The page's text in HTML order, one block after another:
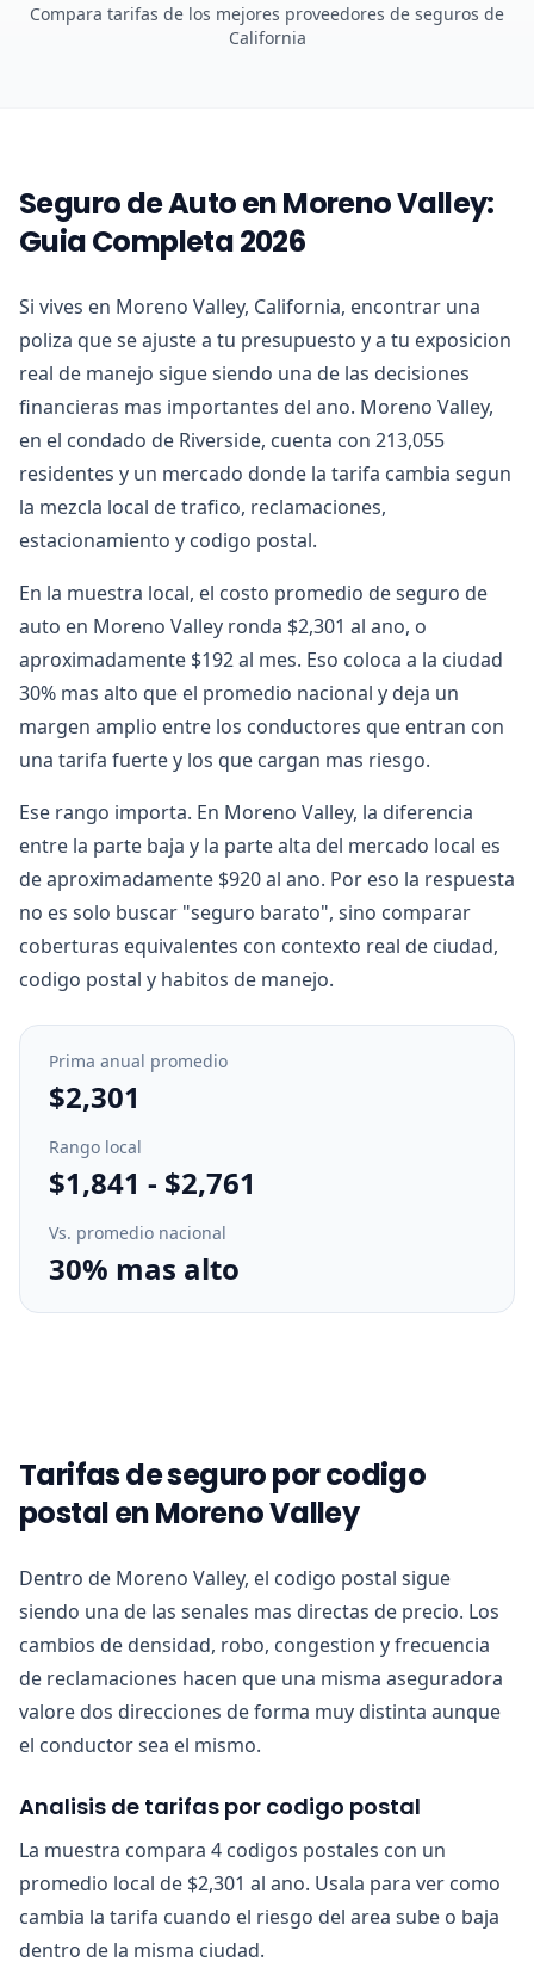
Compara tarifas de los mejores proveedores de seguros de
California
Seguro de Auto en Moreno Valley:
Guia Completa 2026
Si vives en Moreno Valley, California, encontrar una
poliza que se ajuste a tu presupuesto y a tu exposicion
real de manejo sigue siendo una de las decisiones
financieras mas importantes del ano. Moreno Valley,
en el condado de Riverside, cuenta con 213,055
residentes y un mercado donde la tarifa cambia segun
la mezcla local de trafico, reclamaciones,
estacionamiento y codigo postal.
En la muestra local, el costo promedio de seguro de
auto en Moreno Valley ronda $2,301 al ano, o
aproximadamente $192 al mes. Eso coloca a la ciudad
30% mas alto que el promedio nacional y deja un
margen amplio entre los conductores que entran con
una tarifa fuerte y los que cargan mas riesgo.
Ese rango importa. En Moreno Valley, la diferencia
entre la parte baja y la parte alta del mercado local es
de aproximadamente $920 al ano. Por eso la respuesta
no es solo buscar "seguro barato", sino comparar
coberturas equivalentes con contexto real de ciudad,
codigo postal y habitos de manejo.
Prima anual promedio
$2,301
Rango local
$1,841 - $2,761
Vs. promedio nacional
30% mas alto
Tarifas de seguro por codigo
postal en Moreno Valley
Dentro de Moreno Valley, el codigo postal sigue
siendo una de las senales mas directas de precio. Los
cambios de densidad, robo, congestion y frecuencia
de reclamaciones hacen que una misma aseguradora
valore dos direcciones de forma muy distinta aunque
el conductor sea el mismo.
Analisis de tarifas por codigo postal
La muestra compara 4 codigos postales con un
promedio local de $2,301 al ano. Usala para ver como
cambia la tarifa cuando el riesgo del area sube o baja
dentro de la misma ciudad.